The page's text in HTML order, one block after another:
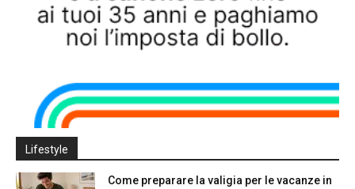
Lifestyle
Come preparare la valigia per le vacanze in